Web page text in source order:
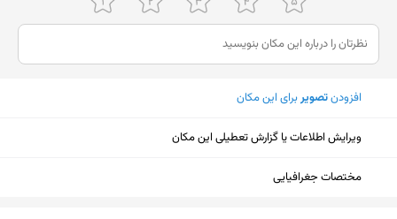
چهارشنبه
۸:۳۰ تا ۱۳ - ۱۵ تا ۲۰
پنجشنبه
۸:۳۰ تا ۱۳ - ۱۵ تا ۲۰
جمعه
شنبه
افزودنتصویربرای این مکان
ویرایش اطلاعات یا گزارش تعطیلی این مکان
مختصات جغرافیایی